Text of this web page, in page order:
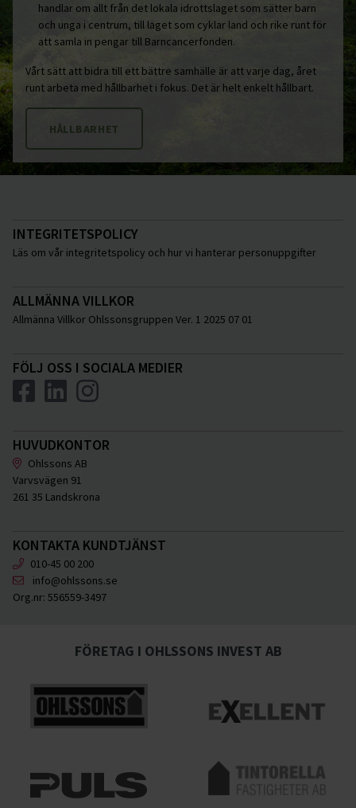
handlar om allt från det lokala idrottslaget som sätter barn
och unga i centrum, till laget som cyklar land och rike runt för
att samla in pengar till Barncancerfonden.
Vårt sätt att bidra till ett bättre samhälle är att varje dag, året
runt arbeta med hållbarhet i fokus. Det är helt enkelt hållbart.
HÅLLBARHET
INTEGRITETSPOLICY
Läs om vår integritetspolicy och hur vi hanterar personuppgifter
ALLMÄNNA VILLKOR
Allmänna Villkor Ohlssonsgruppen Ver. 1 2025 07 01
FÖLJ OSS I SOCIALA MEDIER
HUVUDKONTOR
Ohlssons AB
Varvsvägen 91
261 35 Landskrona
KONTAKTA KUNDTJÄNST
010-45 00 200
info@ohlssons.se
Org.nr: 556559-3497
FÖRETAG I OHLSSONS INVEST AB